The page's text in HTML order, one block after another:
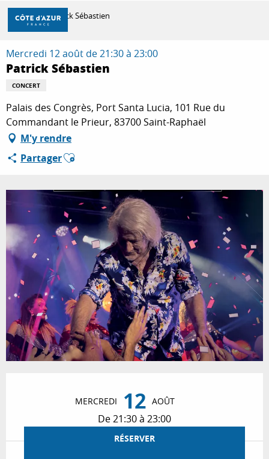
Aller
contenu
principal
DÉCOUVRIR
À FAIRE
SÉJOURNER
Accueil Patrick Sébastien
Mercredi 12 août de 21:30 à 23:00
Patrick Sébastien
CONCERT
Palais des Congrès, Port Santa Lucia, 101 Rue du
Commandant le Prieur, 83700 Saint-Raphaël
M'y rendre
PartagerAjouter aux favoris
MERCREDI 12 AOÛT
De 21:30 à 23:00
RÉSERVER